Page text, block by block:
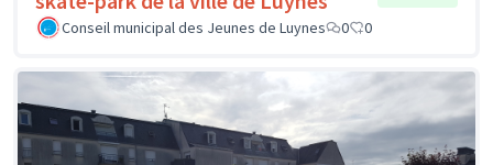
Conseil municipal des Jeunes de Luynes
0 0